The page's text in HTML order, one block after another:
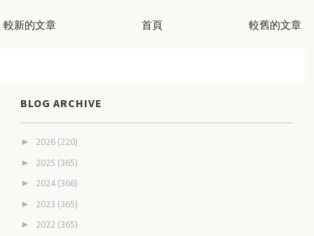
較新的文章 較舊的文章
首頁
BLOG ARCHIVE
► 2026 (220)
► 2025 (365)
► 2024 (366)
► 2023 (365)
► 2022 (365)